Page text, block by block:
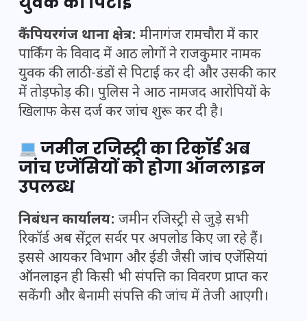
कैंपियरगंज थाना क्षेत्र: मीनागंज रामचौरा में कार
पार्किंग के विवाद में आठ लोगों ने राजकुमार नामक
युवक की लाठी-डंडों से पिटाई कर दी और उसकी कार
में तोड़फोड़ की। पुलिस ने आठ नामजद आरोपियों के
खिलाफ केस दर्ज कर जांच शुरू कर दी है।
जमीन रजिस्ट्री का रिकॉर्ड अब
जांच एजेंसियों को होगा ऑनलाइन
उपलब्ध
निबंधन कार्यालय: जमीन रजिस्ट्री से जुड़े सभी
रिकॉर्ड अब सेंट्रल सर्वर पर अपलोड किए जा रहे हैं।
इससे आयकर विभाग और ईडी जैसी जांच एजेंसियां
ऑनलाइन ही किसी भी संपत्ति का विवरण प्राप्त कर
सकेंगी और बेनामी संपत्ति की जांच में तेजी आएगी।